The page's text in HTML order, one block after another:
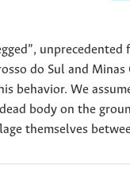
unprecedented
do Sul and
behavior. We
body on the
themselves